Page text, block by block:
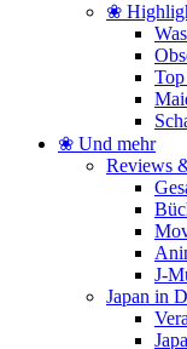
❀
❀ Und mehr
Reviews
J-
Japan in